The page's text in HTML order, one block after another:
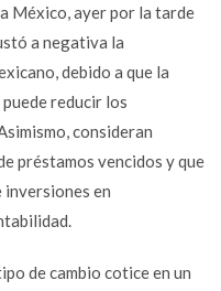
México, ayer por la tarde
a negativa la
debido a que la
reducir los
consideran
préstamos vencidos y que
inversiones en
de cambio cotice en un